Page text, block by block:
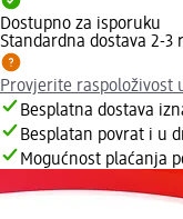
Dostupno za isporuku
Standardna dostava 2-3
Provjerite raspoloživost
Besplatna dostava
Besplatan povrat i u
Mogućnost plaćanja